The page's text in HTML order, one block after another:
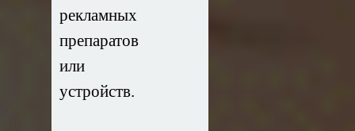
рекламных
препаратов
или
устройств.